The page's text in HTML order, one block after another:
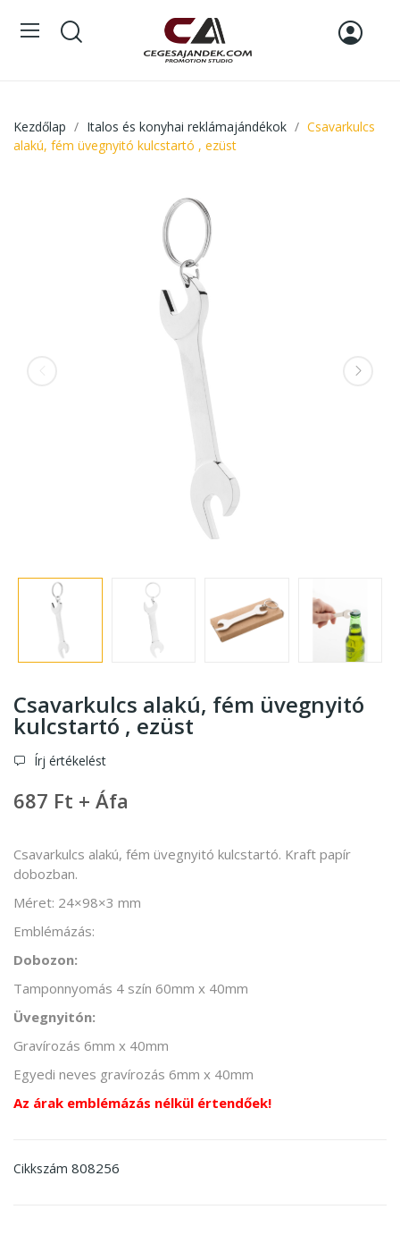
Kezdőlap Italos és konyhai reklámajándékok
Csavarkulcs
alakú, fém üvegnyitó kulcstartó , ezüst
Csavarkulcs alakú, fém üvegnyitó
kulcstartó , ezüst
Írj értékelést
687 Ft + Áfa
Csavarkulcs alakú, fém üvegnyitó kulcstartó. Kraft papír
dobozban.
Méret: 24×98×3 mm
Emblémázás:
Dobozon:
Tamponnyomás 4 szín 60mm x 40mm
Üvegnyitón:
Gravírozás 6mm x 40mm
Egyedi neves gravírozás 6mm x 40mm
Az árak emblémázás nélkül értendőek!
Cikkszám 808256